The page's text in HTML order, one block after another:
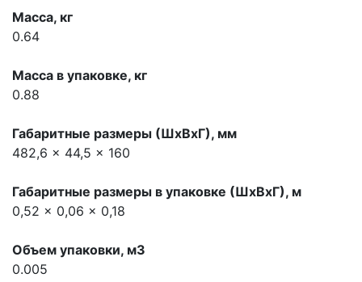
Масса, кг
0.64
Масса в упаковке, кг
0.88
Габаритные размеры (ШхВхГ), мм
482,6 x 44,5 x 160
Габаритные размеры в упаковке (ШхВхГ), м
0,52 x 0,06 x 0,18
Объем упаковки, м3
0.005